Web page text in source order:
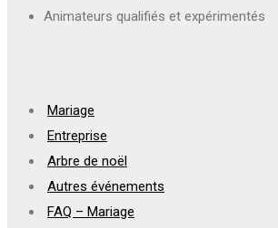
Animateurs qualifiés et expérimentés
Mariage
Entreprise
Arbre de noël
Autres événements
FAQ – Mariage